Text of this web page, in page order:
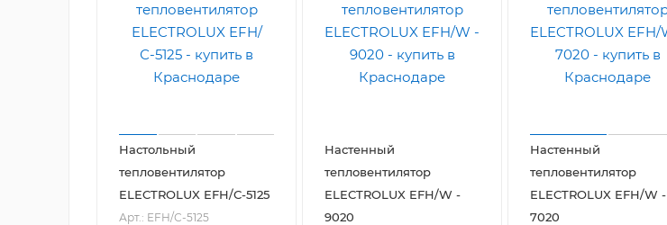
Настольный
тепловентилятор
ELECTROLUX EFH/С-5125
Арт.: EFH/С-5125
Настенный
тепловентилятор
ELECTROLUX EFH/W -
9020
Настенный
тепловентилятор
ELECTROLUX EFH/W -
7020